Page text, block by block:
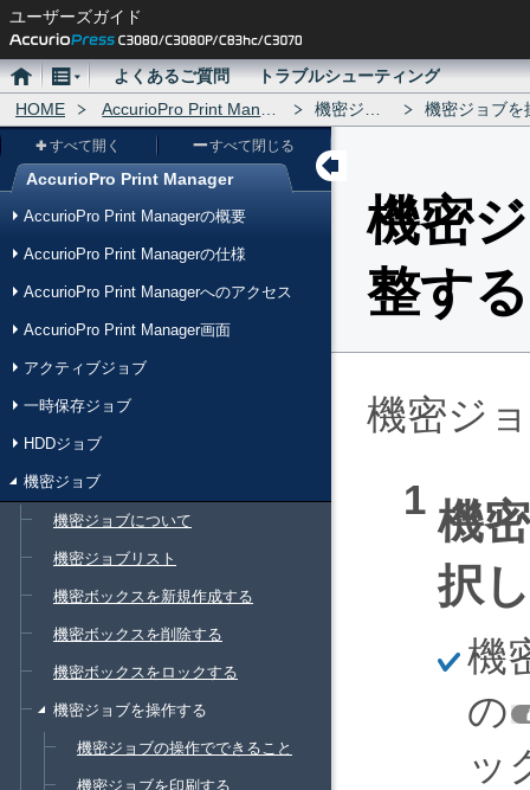
ユーザーズガイド
ホ
ー
メ
ニ
ュ
ー
よくあるご質問
トラブルシューティング
HOME
AccurioPro Print Manager 機密ジョブ 機密ジョブを操
メ
ー
AccurioPro Print Manager
すべて開く すべて閉じる
AccurioPro Print Managerの概要
AccurioPro Print Managerの仕様
AccurioPro Print Managerへのアクセス
AccurioPro Print Manager画面
アクティブジョブ
一時保存ジョブ
HDDジョブ
機密ジョブ
機密ジョブについて
機密ジョブリスト
機密ボックスを新規作成する
機密ボックスを削除する
機密ボックスをロックする
機密ジョブを操作する
機密ジョブの操作でできること
機密ジョブを印刷する
機密
整する
機密ジ
機
択
ほ
そ
く
機
の
ッ